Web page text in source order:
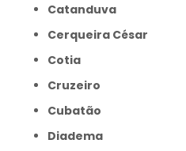
Catanduva
Cerqueira César
Cotia
Cruzeiro
Cubatão
Diadema